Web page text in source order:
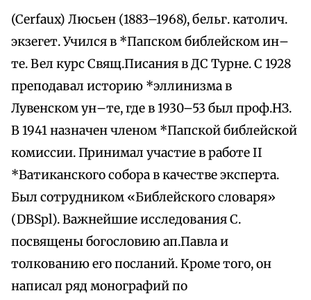
(Cerfaux) Люсьен (1883–1968), бельг. католич.
экзегет. Учился в *Папском библейском ин–
те. Вел курс Свящ.Писания в ДС Турне. С 1928
преподавал историю *эллинизма в
Лувенском ун–те, где в 1930–53 был проф.НЗ.
В 1941 назначен членом *Папской библейской
комиссии. Принимал участие в работе II
*Ватиканского собора в качестве эксперта.
Был сотрудником «Библейского словаря»
(DBSpl). Важнейшие исследования С.
посвящены богословию ап.Павла и
толкованию его посланий. Кроме того, он
написал ряд монографий по